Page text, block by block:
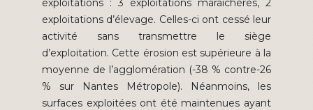
exploitations : 3 exploitations maraîchères, 2
exploitations d’élevage. Celles-ci ont cessé leur
activité sans transmettre le siège
d’exploitation. Cette érosion est supérieure à la
moyenne de l’agglomération (-38 % contre-26
% sur Nantes Métropole). Néanmoins, les
surfaces exploitées ont été maintenues ayant